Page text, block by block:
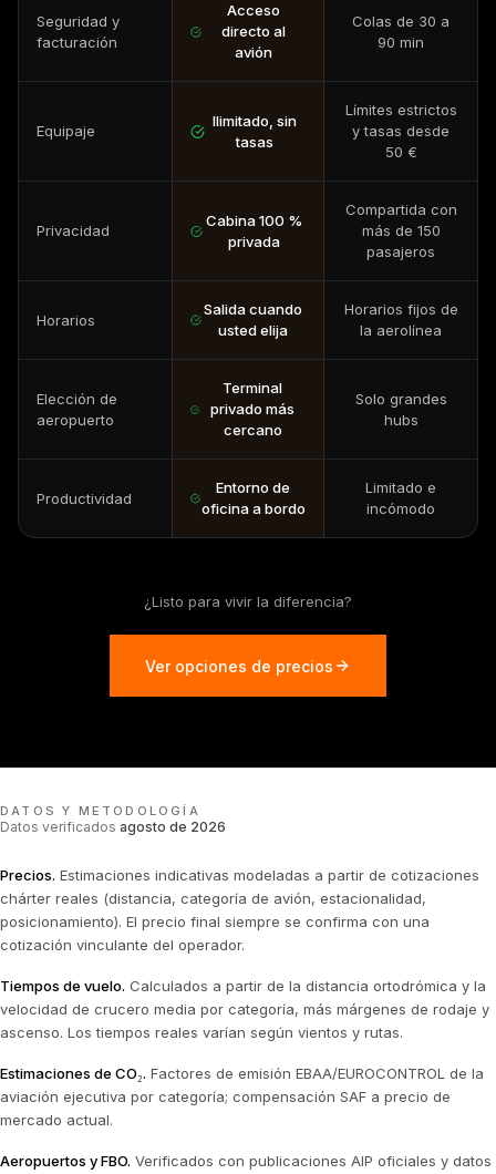
Seguridad y
facturación
Acceso
directo al
avión
Colas de 30 a
90 min
Equipaje
Ilimitado, sin
tasas
Límites estrictos
y tasas desde
50 €
Privacidad
Cabina 100 %
privada
Compartida con
más de 150
pasajeros
Horarios
Salida cuando
usted elija
Horarios fijos de
la aerolínea
Elección de
aeropuerto
Terminal
privado más
cercano
Solo grandes
hubs
Productividad
Entorno de
oficina a bordo
Limitado e
incómodo
¿Listo para vivir la diferencia?
Ver opciones de precios
DATOS Y METODOLOGÍA
Datos verificados agosto de 2026
Precios. Estimaciones indicativas modeladas a partir de cotizaciones
chárter reales (distancia, categoría de avión, estacionalidad,
posicionamiento). El precio final siempre se confirma con una
cotización vinculante del operador.
Tiempos de vuelo. Calculados a partir de la distancia ortodrómica y la
velocidad de crucero media por categoría, más márgenes de rodaje y
ascenso. Los tiempos reales varían según vientos y rutas.
Estimaciones de CO₂. Factores de emisión EBAA/EUROCONTROL de la
aviación ejecutiva por categoría; compensación SAF a precio de
mercado actual.
Aeropuertos y FBO. Verificados con publicaciones AIP oficiales y datos